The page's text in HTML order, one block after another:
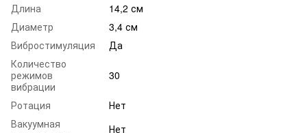
Длина
14,2 см
Диаметр
3,4 см
Вибростимуляция
Да
Количество
режимов
вибрации
30
Ротация
Нет
Вакуумная
Нет